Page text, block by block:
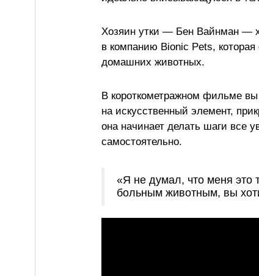
Хозяин утки — Бен Вайнман —
в компанию Bionic Pets, которая
домашних животных.
В короткометражном фильме вы
на искусственный элемент,
она начинает делать шаги все
самостоятельно.
«Я не думал, что меня это
больным животным, вы